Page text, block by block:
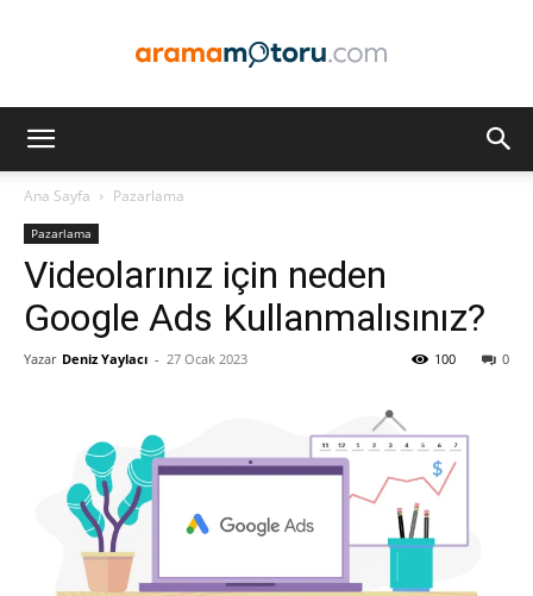
ve
Pazarlaması
Ana Sayfa Pazarlama
Pazarlama
Videolarınız için neden
Google Ads Kullanmalısınız?
Yazar Deniz Yaylacı - 27 Ocak 2023 0
100